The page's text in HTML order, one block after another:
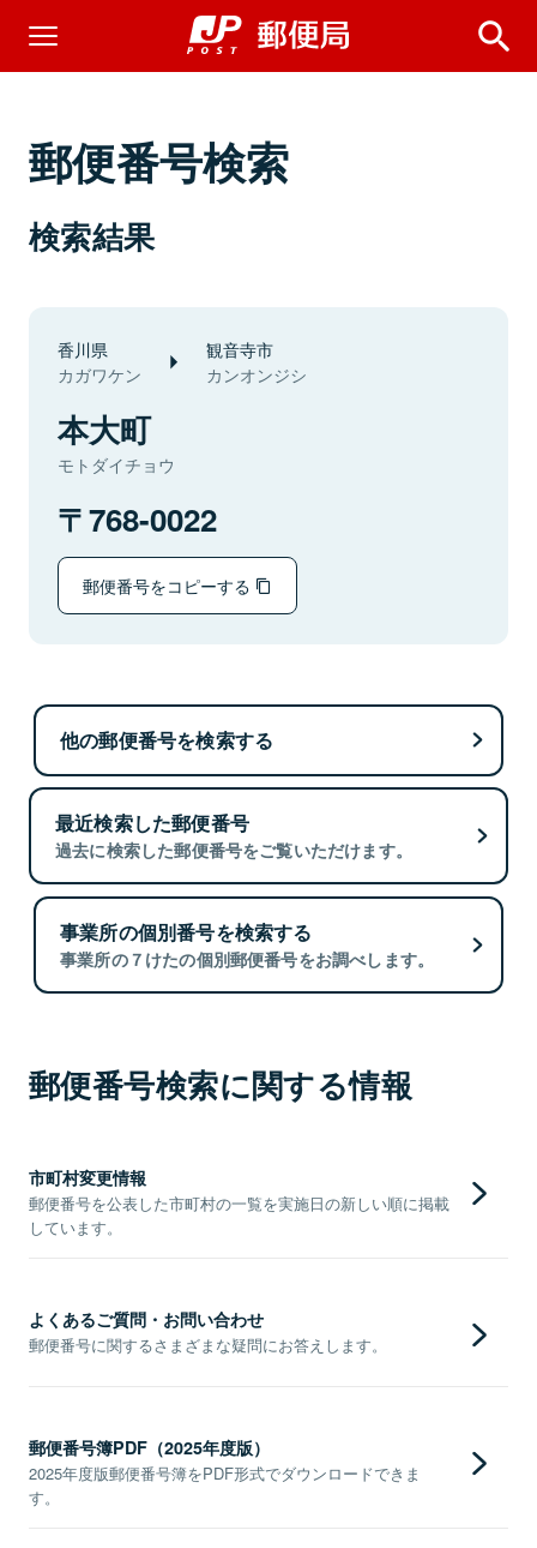
郵便番号検索
検索結果
香川県
カガワケン
観音寺市
カンオンジシ
本大町
モトダイチョウ
768-0022
郵便番号をコピーする
他の郵便番号を検索する
最近検索した郵便番号
過去に検索した郵便番号をご覧いただけます。
事業所の個別番号を検索する
事業所の７けたの個別郵便番号をお調べします。
郵便番号検索に関する情報
市町村変更情報
郵便番号を公表した市町村の一覧を実施日の新しい順に掲載
しています。
よくあるご質問・お問い合わせ
郵便番号に関するさまざまな疑問にお答えします。
郵便番号簿PDF（2025年度版）
2025年度版郵便番号簿をPDF形式でダウンロードできま
す。